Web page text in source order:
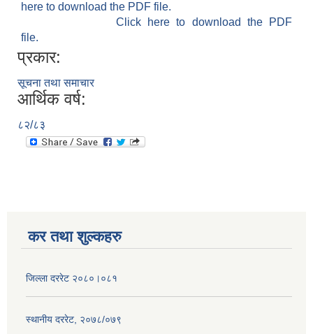
here to download the PDF file.
Click here to download the PDF
file.
प्रकार:
सूचना तथा समाचार
आर्थिक वर्ष:
८२/८३
कर तथा शुल्कहरु
जिल्ला दररेट २०८०।०८१
स्थानीय दररेट, २०७८/०७९